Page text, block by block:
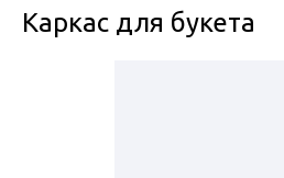
Каркас для букета